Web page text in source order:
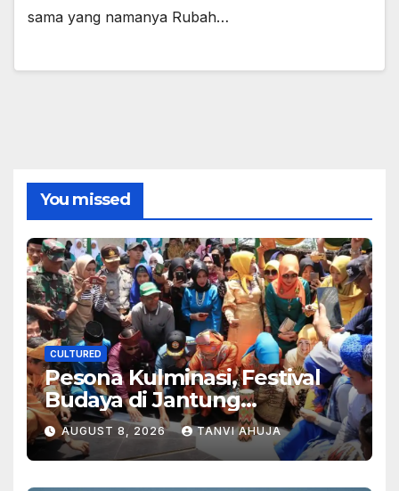
sama yang namanya Rubah…
You missed
CULTURED
Pesona Kulminasi, Festival
Budaya di Jantung
Kalimantan
AUGUST 8, 2026 TANVI AHUJA